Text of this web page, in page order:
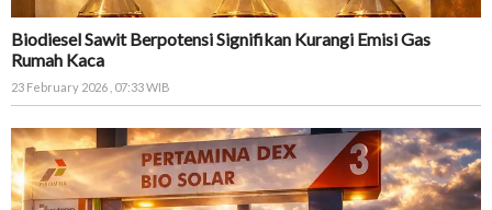
Biodiesel Sawit Berpotensi Signifikan Kurangi Emisi Gas
Rumah Kaca
23 February 2026 , 07:33 WIB